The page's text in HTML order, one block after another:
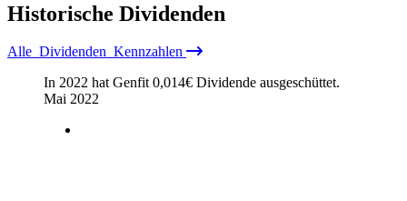
Historische Dividenden
Alle Dividenden Kennzahlen
In 2022 hat Genfit0,014€ Dividende ausgeschüttet.
Mai 2022